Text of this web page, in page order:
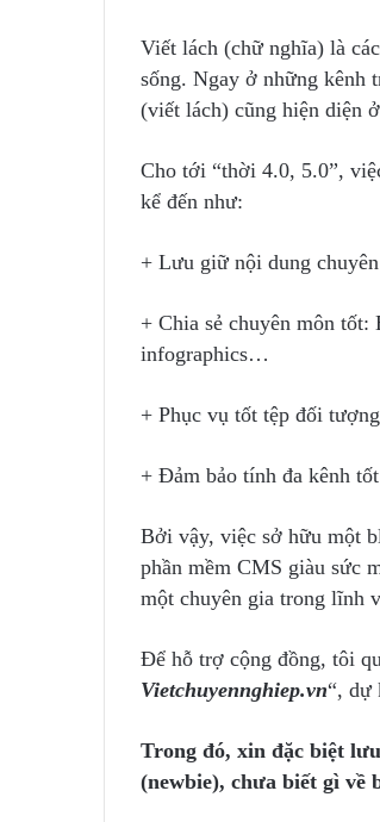
Viết lách (chữ nghĩa) là
sống. Ngay ở những kênh
(viết lách) cũng hiện diện
Cho tới “thời 4.0, 5.0”,
kể đến như:
+ Lưu giữ nội dung
+ Chia sẻ chuyên môn
infographics…
+ Phục vụ tốt tệp đối
+ Đảm bảo tính đa kênh
Bởi vậy, việc sở hữu một
phần mềm CMS giàu sức
một chuyên gia trong lĩnh
Để hỗ trợ cộng đồng, tôi
Vietchuyennghiep.vn“, dự
Trong đó, xin đặc biệt
(newbie), chưa biết gì về